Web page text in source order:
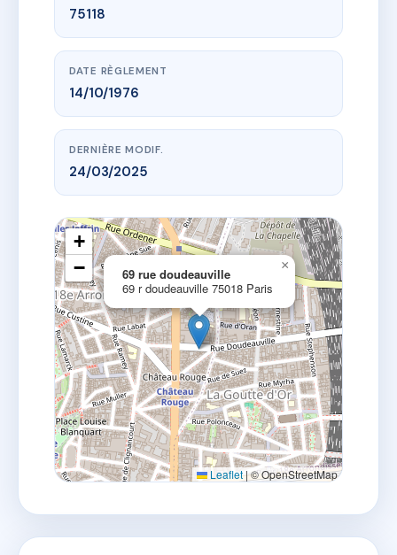
75118
DATE RÈGLEMENT
14/10/1976
DERNIÈRE MODIF.
24/03/2025
69 rue doudeauville
69 r doudeauville 75018 Paris
×
+
−
Leaflet|© OpenStreetMap